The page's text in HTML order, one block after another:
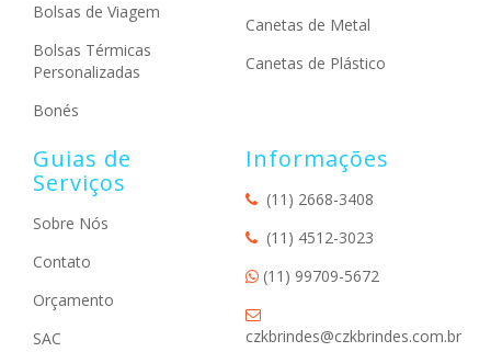
Bolsas de Viagem
Bolsas Térmicas
Personalizadas
Bonés
Canetas de Metal
Canetas de Plástico
Guias de
Serviços
Sobre Nós
Contato
Orçamento
SAC
Informações
(11) 2668-3408
(11) 4512-3023
(11) 99709-5672
czkbrindes@czkbrindes.com.br